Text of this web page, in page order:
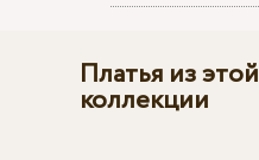
Платья из этой
коллекции